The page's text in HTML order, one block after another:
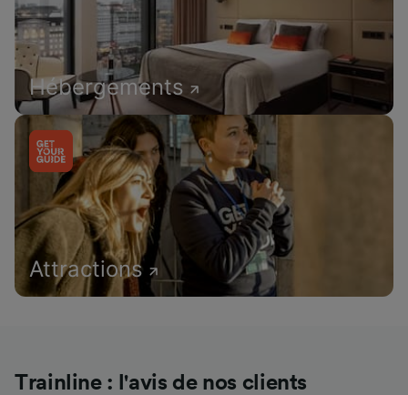
Hébergements
Attractions
Trainline : l'avis de nos clients